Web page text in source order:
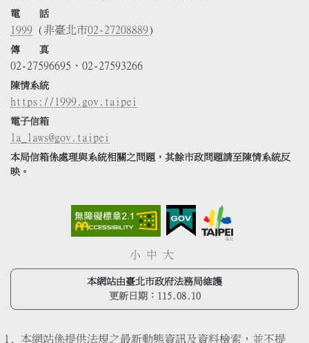
電 話
1999 (非臺北市02-27208889)
傳 真
02-27596695、02-27593266
陳情系統
https://1999.gov.taipei
電子信箱
la_laws@gov.taipei
本局信箱係處理與系統相關之問題，其餘市政問題請至陳情系統反
映。
小 中 大
本網站由臺北市政府法務局維護
更新日期： 115.08.10
本網站係提供法規之最新動態資訊及資料檢索，並不提